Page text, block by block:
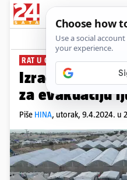
RAT U GAZI
Izrael nabavlja
za evakuaciju
Piše HINA, utorak, 9.4.2024. u